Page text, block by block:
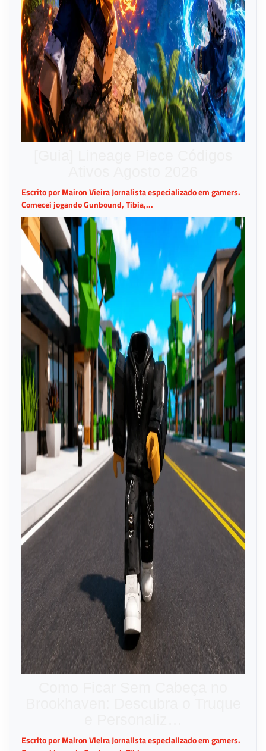
Escrito por Mairon Vieira Jornalista especializado em gamers.
Comecei jogando Gunbound, Tibia,...
Escrito por Mairon Vieira Jornalista especializado em gamers.